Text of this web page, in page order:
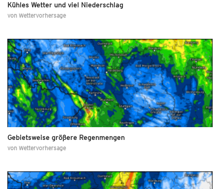
Kühles Wetter und viel Niederschlag
von Wettervorhersage
Gebietsweise größere Regenmengen
von Wettervorhersage